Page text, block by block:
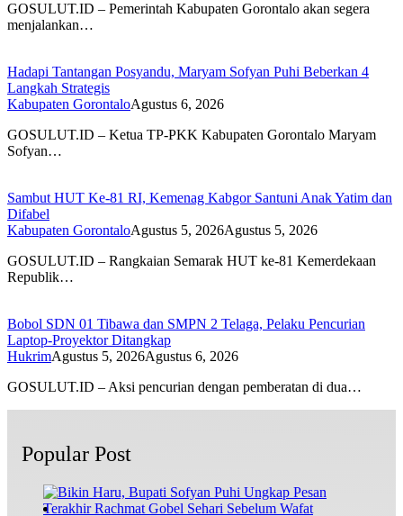
GOSULUT.ID – Pemerintah Kabupaten Gorontalo akan segera
menjalankan…
Hadapi Tantangan Posyandu, Maryam Sofyan Puhi Beberkan 4
Langkah Strategis
Kabupaten GorontaloAgustus 6, 2026
GOSULUT.ID – Ketua TP-PKK Kabupaten Gorontalo Maryam
Sofyan…
Sambut HUT Ke-81 RI, Kemenag Kabgor Santuni Anak Yatim dan
Difabel
Kabupaten GorontaloAgustus 5, 2026Agustus 5, 2026
GOSULUT.ID – Rangkaian Semarak HUT ke-81 Kemerdekaan
Republik…
Bobol SDN 01 Tibawa dan SMPN 2 Telaga, Pelaku Pencurian
Laptop-Proyektor Ditangkap
HukrimAgustus 5, 2026Agustus 6, 2026
GOSULUT.ID – Aksi pencurian dengan pemberatan di dua…
Popular Post